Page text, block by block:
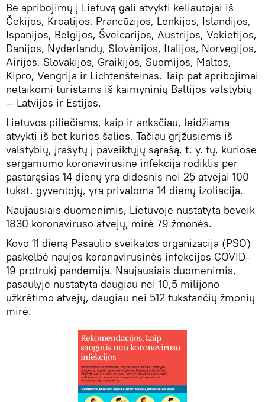
Be apribojimų į Lietuvą gali atvykti keliautojai iš
Čekijos, Kroatijos, Prancūzijos, Lenkijos, Islandijos,
Ispanijos, Belgijos, Šveicarijos, Austrijos, Vokietijos,
Danijos, Nyderlandų, Slovėnijos, Italijos, Norvegijos,
Airijos, Slovakijos, Graikijos, Suomijos, Maltos,
Kipro, Vengrija ir Lichtenšteinas. Taip pat apribojimai
netaikomi turistams iš kaimyninių Baltijos valstybių
— Latvijos ir Estijos.
Lietuvos piliečiams, kaip ir anksčiau, leidžiama
atvykti iš bet kurios šalies. Tačiau grįžusiems iš
valstybių, įrašytų į paveiktųjų sąrašą, t. y. tų, kuriose
sergamumo koronavirusine infekcija rodiklis per
pastarąsias 14 dienų yra didesnis nei 25 atvejai 100
tūkst. gyventojų, yra privaloma 14 dienų izoliacija.
Naujausiais duomenimis, Lietuvoje nustatyta beveik
1830 koronaviruso atvejų, mirė 79 žmonės.
Kovo 11 dieną Pasaulio sveikatos organizacija (PSO)
paskelbė naujos koronavirusinės infekcijos COVID-
19 protrūkį pandemija. Naujausiais duomenimis,
pasaulyje nustatyta daugiau nei 10,5 milijono
užkrėtimo atvejų, daugiau nei 512 tūkstančių žmonių
mirė.